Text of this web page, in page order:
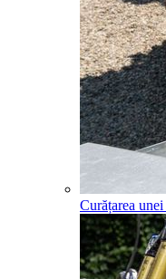
Curățarea unei